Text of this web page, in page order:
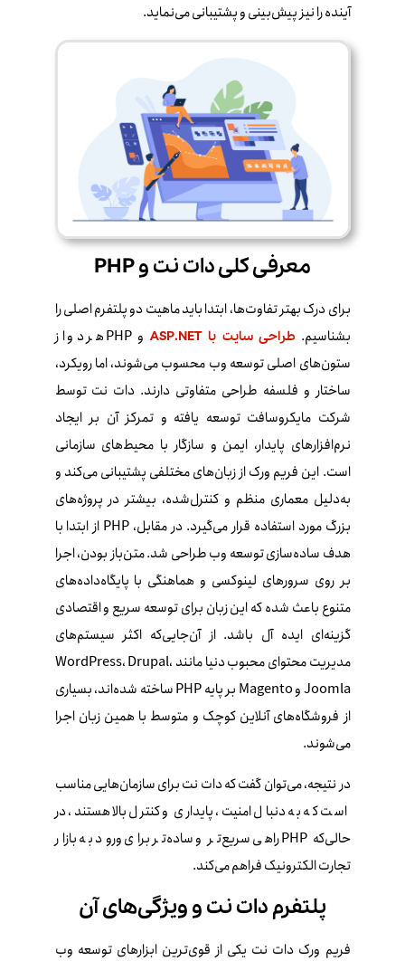
آینده را نیز پیش‌بینی و پشتیبانی می‌نماید.
معرفی کلی دات‌ نت و PHP
برای درک بهتر تفاوت‌ها، ابتدا باید ماهیت دو پلتفرم اصلی را
بشناسیم.طراحی سایت با ASP.NET
و PHP هر دو از
ستون‌های اصلی توسعه وب محسوب می‌شوند، اما رویکرد،
ساختار و فلسفه طراحی متفاوتی دارند. دات‌ نت توسط
شرکت مایکروسافت توسعه یافته و تمرکز آن بر ایجاد
نرم‌افزارهای پایدار، ایمن و سازگار با محیط‌های سازمانی
است. این فریم‌ ورک از زبان‌های مختلفی پشتیبانی می‌کند و
به‌دلیل معماری منظم و کنترل‌شده، بیشتر در پروژه‌های
بزرگ مورد استفاده قرار می‌گیرد. در مقابل، PHP از ابتدا با
هدف ساده‌سازی توسعه وب طراحی شد. متن‌باز بودن، اجرا
بر روی سرورهای لینوکسی و هماهنگی با پایگاه‌داده‌های
متنوع باعث شده که این زبان برای توسعه سریع و اقتصادی
گزینه‌ای ایده‌ آل باشد. از آن‌جایی‌که اکثر سیستم‌های
مدیریت محتوای محبوب دنیا مانند WordPress، Drupal،
Joomla و Magento بر پایه PHP ساخته شده‌اند، بسیاری
از فروشگاه‌های آنلاین کوچک و متوسط با همین زبان اجرا
می‌شوند.
در نتیجه، می‌توان گفت که دات‌ نت برای سازمان‌هایی مناسب
است که به دنبال امنیت، پایداری و کنترل بالا هستند، در
حالی‌که PHP راهی سریع‌تر و ساده‌تر برای ورود به بازار
تجارت الکترونیک فراهم می‌کند.
پلتفرم دات‌ نت و ویژگی‌های آن
فریم‌ ورک دات‌ نت یکی از قوی‌ترین ابزارهای توسعه وب